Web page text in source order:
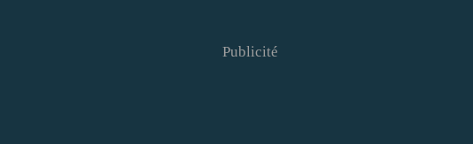
Publicité